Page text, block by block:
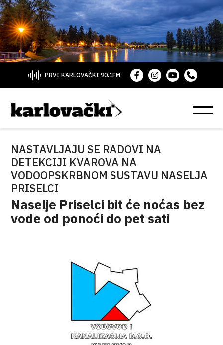
PRVI KARLOVAČKI 90.1FM
NASTAVLJAJU SE RADOVI NA
DETEKCIJI KVAROVA NA
VODOOPSKRBNOM SUSTAVU NASELJA
PRISELCI
Naselje Priselci bit će noćas bez
vode od ponoći do pet sati